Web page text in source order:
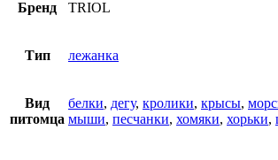
Бренд TRIOL
Тип лежанка
Вид
питомца
белки, дегу, кролики, крысы,
мыши, песчанки, хомяки, хорьки,